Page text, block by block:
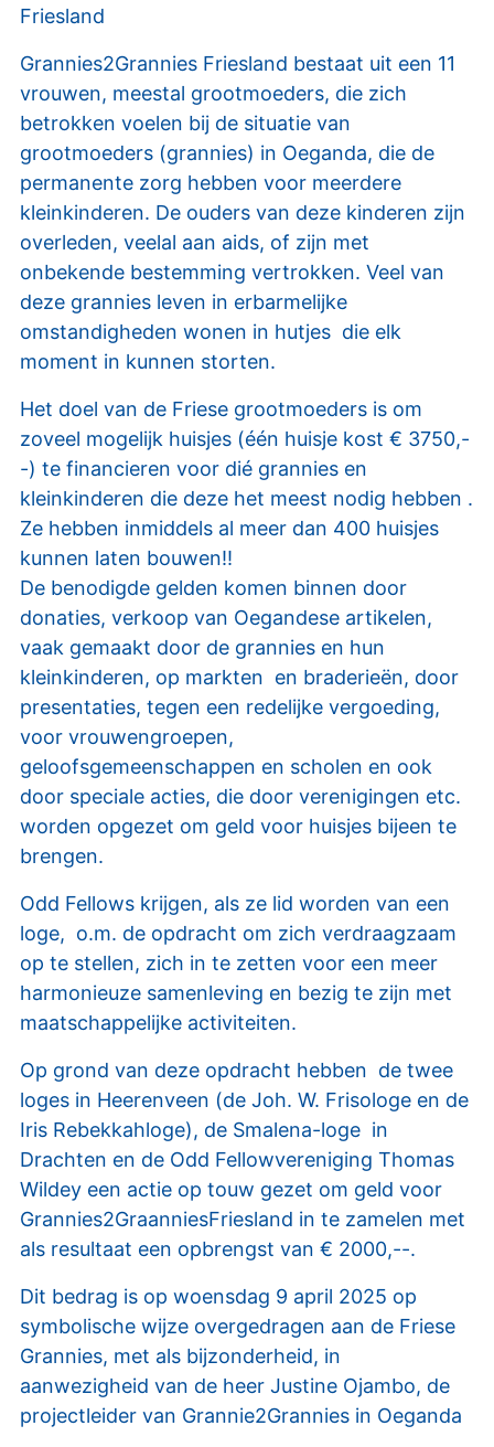
Friesland
Grannies2Grannies Friesland bestaat uit een 11
vrouwen, meestal grootmoeders, die zich
betrokken voelen bij de situatie van
grootmoeders (grannies) in Oeganda, die de
permanente zorg hebben voor meerdere
kleinkinderen. De ouders van deze kinderen zijn
overleden, veelal aan aids, of zijn met
onbekende bestemming vertrokken. Veel van
deze grannies leven in erbarmelijke
omstandigheden wonen in hutjes die elk
moment in kunnen storten.
Het doel van de Friese grootmoeders is om
zoveel mogelijk huisjes (één huisje kost € 3750,-
-) te financieren voor dié grannies en
kleinkinderen die deze het meest nodig hebben .
Ze hebben inmiddels al meer dan 400 huisjes
kunnen laten bouwen!!
De benodigde gelden komen binnen door
donaties, verkoop van Oegandese artikelen,
vaak gemaakt door de grannies en hun
kleinkinderen, op markten en braderieën, door
presentaties, tegen een redelijke vergoeding,
voor vrouwengroepen,
geloofsgemeenschappen en scholen en ook
door speciale acties, die door verenigingen etc.
worden opgezet om geld voor huisjes bijeen te
brengen.
Odd Fellows krijgen, als ze lid worden van een
loge, o.m. de opdracht om zich verdraagzaam
op te stellen, zich in te zetten voor een meer
harmonieuze samenleving en bezig te zijn met
maatschappelijke activiteiten.
Op grond van deze opdracht hebben de twee
loges in Heerenveen (de Joh. W. Frisologe en de
Iris Rebekkahloge), de Smalena-loge in
Drachten en de Odd Fellowvereniging Thomas
Wildey een actie op touw gezet om geld voor
Grannies2GraanniesFriesland in te zamelen met
als resultaat een opbrengst van € 2000,--.
Dit bedrag is op woensdag 9 april 2025 op
symbolische wijze overgedragen aan de Friese
Grannies, met als bijzonderheid, in
aanwezigheid van de heer Justine Ojambo, de
projectleider van Grannie2Grannies in Oeganda